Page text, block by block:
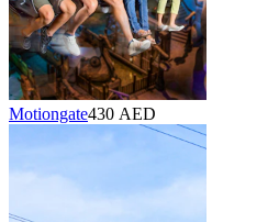
Motiongate430 AED